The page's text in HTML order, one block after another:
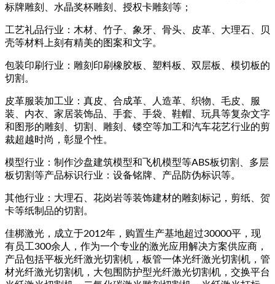
标牌雕刻、水晶奖杯雕刻、授权卡雕刻等；
工艺礼品行业：木材、竹子、象牙、骨头、皮革、大理石、贝
壳等材料上刻有精美的图案和文字。
包装印刷行业：雕刻印刷橡胶板、塑料板、双层板、模切板的
切割。
皮革服装加工业：真皮、合成革、人造革、织物、毛皮、服
装、内衣、家居装饰品、手套、手袋、鞋帽、玩具等复杂文字
和图形的雕刻、切割、雕刻、镂空等加工和汽车花艺行业的剪
裁超越时尚，彰显个性。
模型行业：制作沙盘建筑模型和飞机模型等ABS板切割、多层
板切割等产品标识行业：设备铭牌、产品防伪标识等。
其他行业：大理石、花岗岩等装饰建材的雕刻标记，剪纸、贺
卡等纸制品的切割。
佳梆激光，成立于2012年，购置生产基地超过30000平，现
有员工300余人，作为一个专业的激光应用解决方案供应商，
产品包括平板光纤激光切割机，板管一体光纤激光切割机，管
材光纤激光切割机，大包围防护型光纤激光切割机，交换平台